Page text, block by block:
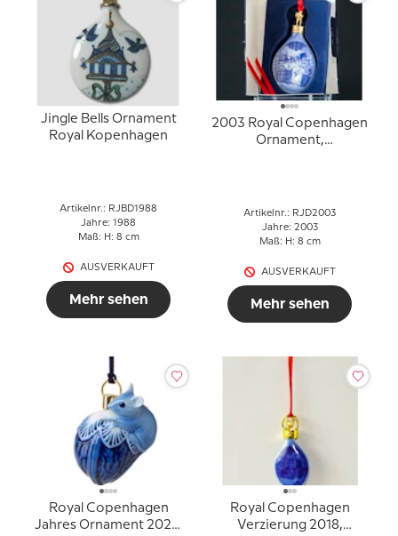
Jingle Bells Ornament
Royal Kopenhagen
Artikelnr.: RJBD1988
Jahre: 1988
Maß: H: 8 cm
AUSVERKAUFT
Mehr sehen
2003 Royal Copenhagen
Ornament,
Artikelnr.: RJD2003
Jahre: 2003
Maß: H: 8 cm
AUSVERKAUFT
Mehr sehen
Royal Copenhagen
Jahres Ornament 2022,
Royal Copenhagen
Verzierung 2018,